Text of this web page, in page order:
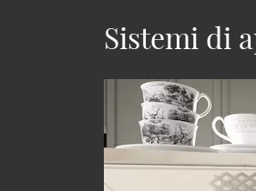
Sistemi di